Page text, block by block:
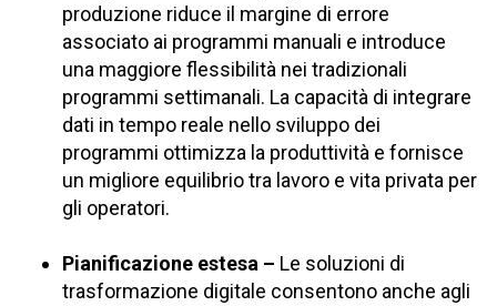
produzione riduce il margine di errore
associato ai programmi manuali e introduce
una maggiore flessibilità nei tradizionali
programmi settimanali. La capacità di integrare
dati in tempo reale nello sviluppo dei
programmi ottimizza la produttività e fornisce
un migliore equilibrio tra lavoro e vita privata per
gli operatori.
Pianificazione estesa – Le soluzioni di
trasformazione digitale consentono anche agli